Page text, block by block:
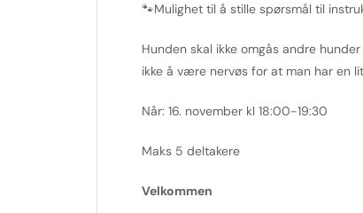
🐾Mulighet til å stille spørsmål til
Hunden skal ikke omgås andre
ikke å være nervøs for at man har en
Når: 16. november kl 18:00-19:30
Maks 5 deltakere
Velkommen